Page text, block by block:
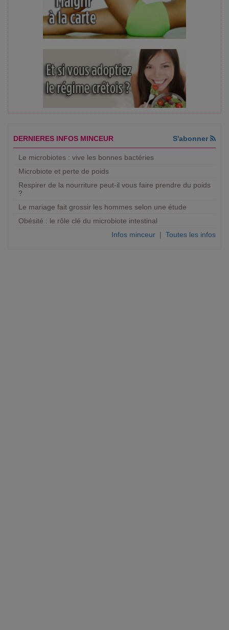
DERNIERES INFOS MINCEUR S'abonner
Le microbiotes : vive les bonnes bactéries
Microbiote et perte de poids
Respirer de la nourriture peut-il vous faire prendre du poids
?
Le mariage fait grossir les hommes selon une étude
Obésité : le rôle clé du microbiote intestinal
Infos minceur | Toutes les infos